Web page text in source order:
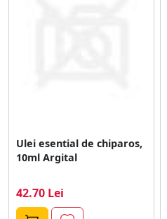
Ulei esential de chiparos,
10ml Argital
42.70 Lei